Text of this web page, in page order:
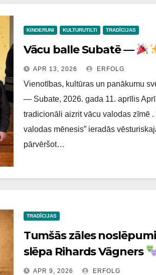
KINDERUNI KULTURUTILTI TRADĪCIJAS
Vācu balle Subatē —
APR 13, 2026 ERFOLG
Vienotības, kultūras un panākumu
— Subate, 2026. gada 11. aprīlis
tradicionāli aizrit vācu valodas zīmē .
valodas mēnesis” ieradās
pārvēršot…
TRADĪCIJAS
Tumšās zāles
slēpa Rihards Vāgners
APR 9, 2026 ERFOLG